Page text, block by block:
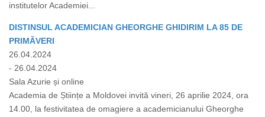
institutelor Academiei...
DISTINSUL ACADEMICIAN GHEORGHE GHIDIRIM LA 85 DE
PRIMĂVERI
26.04.2024
- 26.04.2024
Sala Azurie și online
Academia de Științe a Moldovei invită vineri, 26 aprilie 2024, ora
14.00, la festivitatea de omagiere a academicianului Gheorghe